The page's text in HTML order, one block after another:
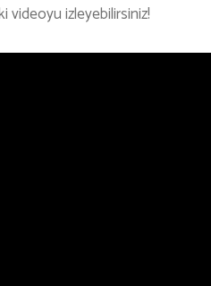
videoyu izleyebilirsiniz!